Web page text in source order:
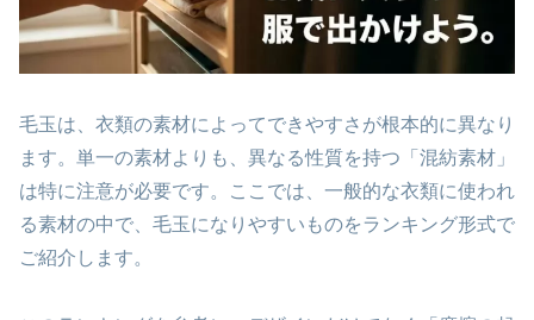
毛玉は、衣類の素材によってできやすさが根本的に異なり
ます。単一の素材よりも、異なる性質を持つ「混紡素材」
は特に注意が必要です。ここでは、一般的な衣類に使われ
る素材の中で、毛玉になりやすいものをランキング形式で
ご紹介します。